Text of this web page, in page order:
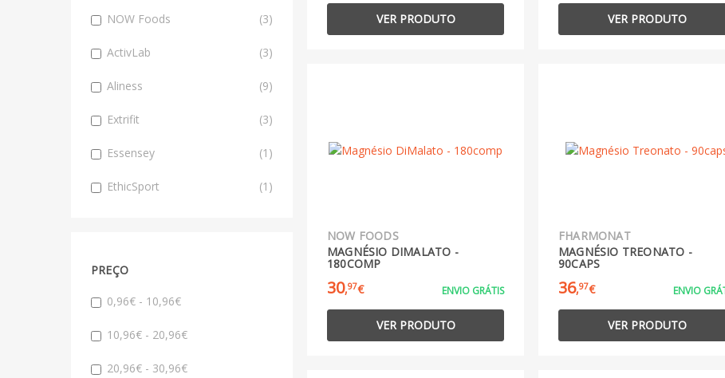
NOW Foods (3)
ActivLab (3)
Aliness (9)
Extrifit (3)
Essensey (1)
EthicSport (1)
PREÇO
0,96€ - 10,96€
10,96€ - 20,96€
20,96€ - 30,96€
VER PRODUTO VER PRODUTO
NOW FOODS
MAGNÉSIO DIMALATO -
180COMP
30,97€ ENVIO GRÁTIS
VER PRODUTO
FHARMONAT
MAGNÉSIO TREONATO -
90CAPS
36,97€ ENVIO
VER PRODUTO